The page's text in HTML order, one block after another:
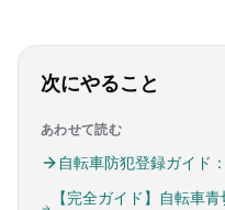
次にやること
あわせて読む
自転車防犯登録ガイド
【完全ガイド】自転車